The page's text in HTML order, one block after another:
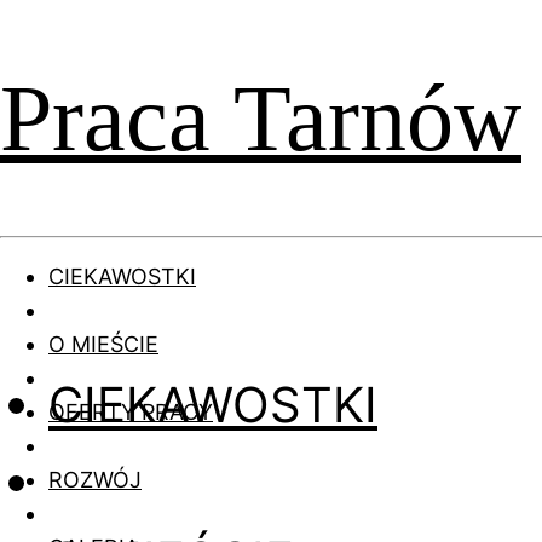
Praca Tarnów
CIEKAWOSTKI
O MIEŚCIE
OFERTY PRACY
ROZWÓJ
CIEKAWOSTKI